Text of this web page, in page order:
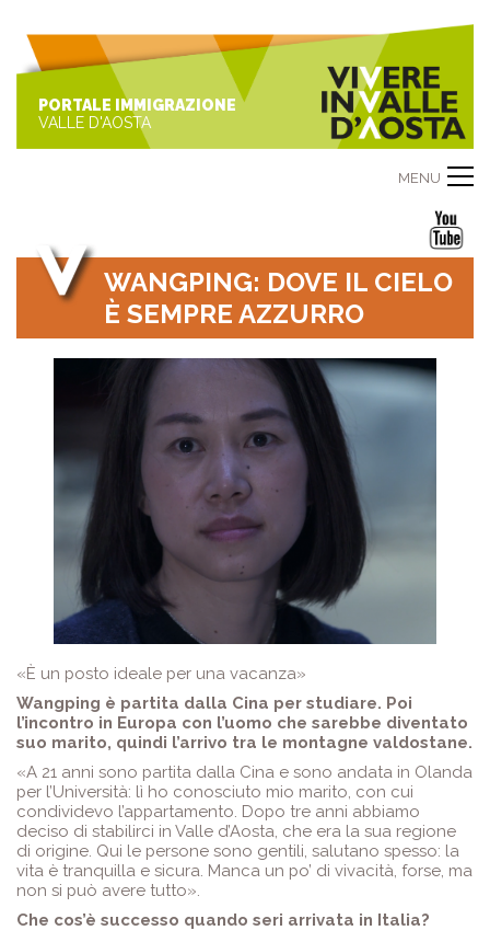
PORTALE IMMIGRAZIONE
VALLE D'AOSTA
MENU
WANGPING: DOVE IL CIELO
È SEMPRE AZZURRO
«È un posto ideale per una vacanza»
Wangping è partita dalla Cina per studiare. Poi
l’incontro in Europa con l’uomo che sarebbe diventato
suo marito, quindi l’arrivo tra le montagne valdostane.
«A 21 anni sono partita dalla Cina e sono andata in Olanda
per l’Università: lì ho conosciuto mio marito, con cui
condividevo l’appartamento. Dopo tre anni abbiamo
deciso di stabilirci in Valle d’Aosta, che era la sua regione
di origine. Qui le persone sono gentili, salutano spesso: la
vita è tranquilla e sicura. Manca un po’ di vivacità, forse, ma
non si può avere tutto».
Che cos’è successo quando seri arrivata in Italia?